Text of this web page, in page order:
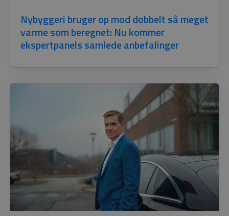
Nybyggeri bruger op mod dobbelt så meget
varme som beregnet: Nu kommer
ekspertpanels samlede anbefalinger